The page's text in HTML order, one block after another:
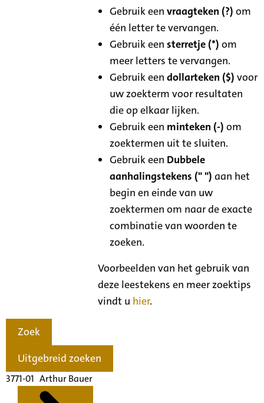
Gebruik eenvraagteken (?) om
één letter te vervangen.
Gebruik eensterretje (*) om
meer letters te vervangen.
Gebruik eendollarteken ($) voor
uw zoekterm voor resultaten
die op elkaar lijken.
Gebruik een minteken (-) om
zoektermen uit te sluiten.
Gebruik een Dubbele
aanhalingstekens (" ") aan het
begin en einde van uw
zoektermen om naar de exacte
combinatie van woorden te
zoeken.
Voorbeelden van het gebruik van
deze leestekens en meer zoektips
vindt u hier.
Zoek
Uitgebreid zoeken
3771-01 Arthur Bauer